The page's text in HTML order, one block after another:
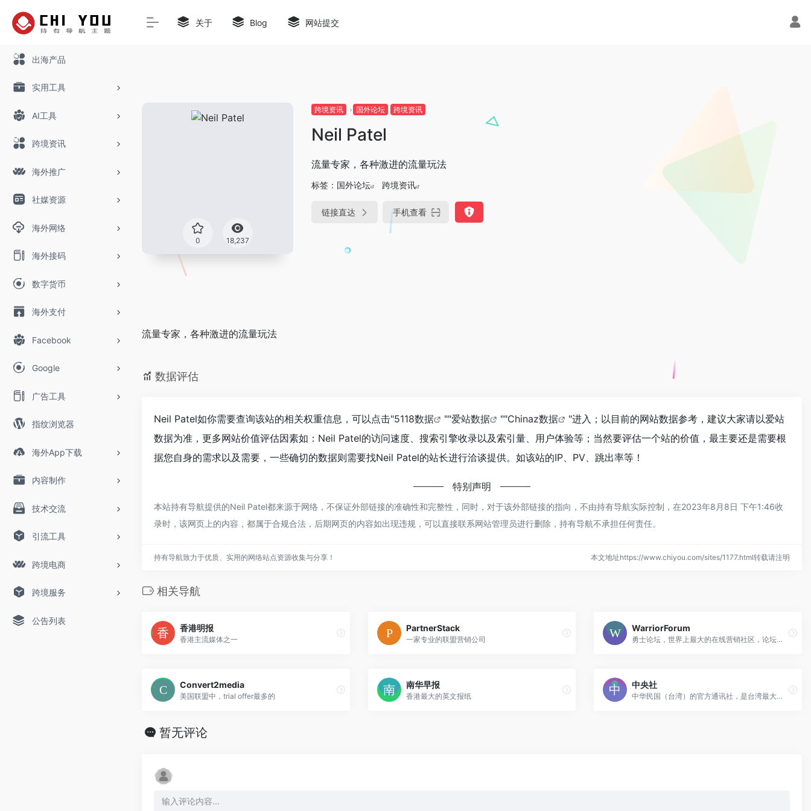
出海产品
实用工具
AI工具
跨境资讯
海外推广
社媒资源
海外网络
海外接码
数字货币
海外支付
Facebook
Google
广告工具
指纹浏览器
海外App下载
内容制作
技术交流
引流工具
跨境电商
跨境服务
公告列表
关于 Blog 网站提交
0 18,237
跨境资讯 国外论坛 跨境资讯
Neil Patel
流量专家，各种激进的流量玩法
标签： 国外论坛 跨境资讯
链接直达 手机查看
流量专家，各种激进的流量玩法
数据评估
Neil Patel如你需要查询该站的相关权重信息，可以点击"5118数据 ""爱站数据 ""Chinaz数据
"进入；以目前的网站数据参考，建议大家请以爱站
数据为准，更多网站价值评估因素如：Neil Patel的访问速度、搜索引擎收录以及索引量、用户体验等；当然要评估一个站的价值，最主要还是需要根
据您自身的需求以及需要，一些确切的数据则需要找Neil Patel的站长进行洽谈提供。如该站的IP、PV、跳出率等！
特别声明
本站持有导航提供的Neil Patel都来源于网络，不保证外部链接的准确性和完整性，同时，对于该外部链接的指向，不由持有导航实际控制，在2023年8月8日 下午1:46收
录时，该网页上的内容，都属于合规合法，后期网页的内容如出现违规，可以直接联系网站管理员进行删除，持有导航不承担任何责任。
持有导航致力于优质、实用的网络站点资源收集与分享！ 本文地址https://www.chiyou.com/sites/1177.html转载请注明
相关导航
香港明报
香港主流媒体之一
PartnerStack
一家专业的联盟营销公司
WarriorForum
勇士论坛，世界上最大的在线营销社区，论坛内容包括数字营销、增长黑客、广告联盟等
Convert2media
美国联盟中，trial offer最多的
南华早报
香港最大的英文报纸
中央社
中华民国（台湾）的官方通讯社，是台湾最大的新闻机构之一。
暂无评论